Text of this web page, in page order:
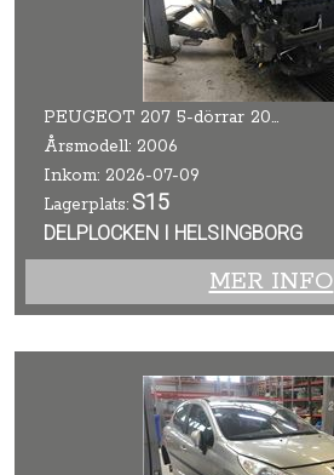
PEUGEOT 207 5-dörrar 2006
Årsmodell: 2006
Inkom: 2026-07-09
Lagerplats: S15
DELPLOCKEN I HELSINGBORG
MER INFO